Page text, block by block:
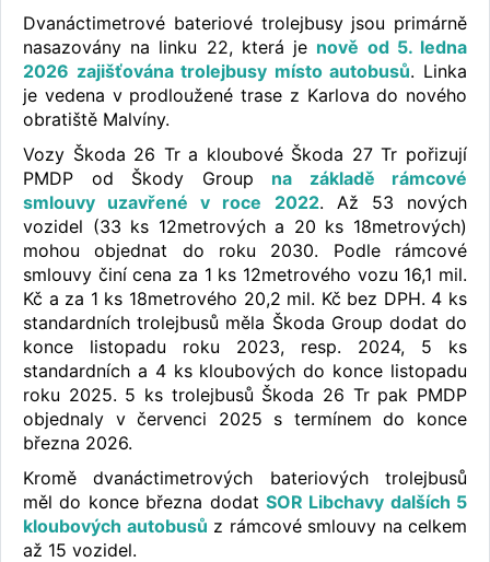
Dvanáctimetrové bateriové trolejbusy jsou primárně
nasazovány na linku 22, která je nově od 5. ledna
2026 zajišťována trolejbusy místo autobusů. Linka
je vedena v prodloužené trase z Karlova do nového
obratiště Malvíny.
Vozy Škoda 26 Tr a kloubové Škoda 27 Tr pořizují
PMDP od Škody Group na základě rámcové
smlouvy uzavřené v roce 2022. Až 53 nových
vozidel (33 ks 12metrových a 20 ks 18metrových)
mohou objednat do roku 2030. Podle rámcové
smlouvy činí cena za 1 ks 12metrového vozu 16,1 mil.
Kč a za 1 ks 18metrového 20,2 mil. Kč bez DPH. 4 ks
standardních trolejbusů měla Škoda Group dodat do
konce listopadu roku 2023, resp. 2024, 5 ks
standardních a 4 ks kloubových do konce listopadu
roku 2025. 5 ks trolejbusů Škoda 26 Tr pak PMDP
objednaly v červenci 2025 s termínem do konce
března 2026.
Kromě dvanáctimetrových bateriových trolejbusů
měl do konce března dodat SOR Libchavy dalších 5
kloubových autobusů z rámcové smlouvy na celkem
až 15 vozidel.